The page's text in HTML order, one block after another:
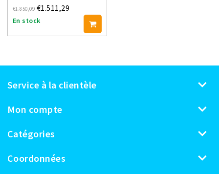
€1.850,09 €1.511,29
En stock
Service à la clientèle
Mon compte
Catégories
Coordonnées